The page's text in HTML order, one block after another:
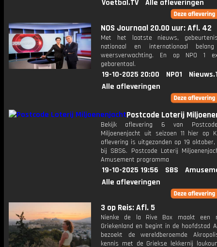
Voetbal.TV Alle afleveringen
NOS Journaal 20.00 uur: Afl. 42
Met het laatste nieuws,
nationaal en internationaal
weersverwachting. En op NPO 1
gebarentaal.
19-10-2025 20:00 NPO1
Alle afleveringen
Postcode Loterij
Bekijk aflevering 6 van
Miljoenenjacht uit seizoen 11 hier op
aflevering is uitgezonden op 19 oktober,
bij SBS6. Postcode Loterij
Amusement programma
19-10-2025 19:56 SBS
Alle afleveringen
3 op Reis: Afl. 5
Nienke de la Rive Box maakt een
Griekenland en begint in de hoofdstad
bezoekt de wereldberoemde
kennis met de Griekse lekkernij